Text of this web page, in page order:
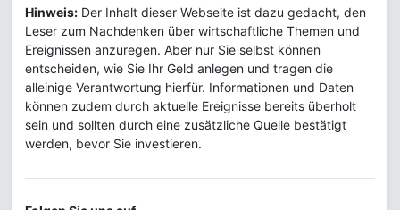
Hinweis: Der Inhalt dieser Webseite ist dazu gedacht, den
Leser zum Nachdenken über wirtschaftliche Themen und
Ereignissen anzuregen. Aber nur Sie selbst können
entscheiden, wie Sie Ihr Geld anlegen und tragen die
alleinige Verantwortung hierfür. Informationen und Daten
können zudem durch aktuelle Ereignisse bereits überholt
sein und sollten durch eine zusätzliche Quelle bestätigt
werden, bevor Sie investieren.